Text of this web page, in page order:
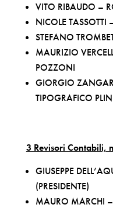
VITO RIBAUDO –
NICOLE TASSOTTI
STEFANO
MAURIZIO
POZZONI
GIORGIO
TIPOGRAFICO
3 Revisori Contabili,
GIUSEPPE
(PRESIDENTE)
MAURO MARCHI